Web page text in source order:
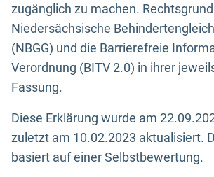
zugänglich zu machen.
Niedersächsische
(NBGG) und die Barrierefreie
Verordnung (BITV 2.0) in ihrer
Fassung.
Diese Erklärung wurde am
zuletzt am 10.02.2023 aktualisiert.
basiert auf einer Selbstbewertung.